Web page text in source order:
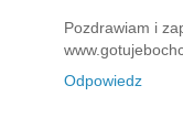
Pozdrawiam i
Odpowiedz